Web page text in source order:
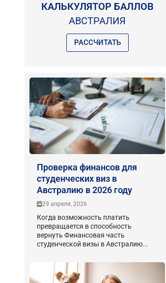
КАЛЬКУЛЯТОР БАЛЛОВ
АВСТРАЛИЯ
РАССЧИТАТЬ
Проверка финансов для
студенческих виз в
Австралию в 2026 году
29 апреля, 2026
Когда возможность платить
превращается в способность
вернуть Финансовая часть
студенческой визы в Австралию...